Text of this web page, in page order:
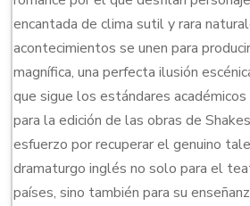
encantada de clima sutil y rara
acontecimientos se unen para
magnífica, una perfecta ilusión
que sigue los estándares
para la edición de las obras de
esfuerzo por recuperar el genuino
dramaturgo inglés no solo para el
países, sino también para su